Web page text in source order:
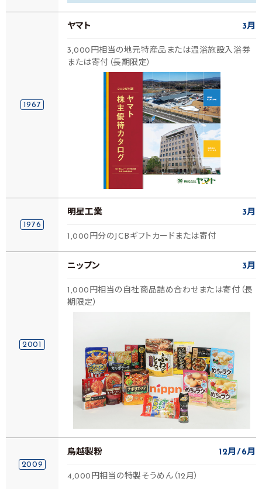
1967
ヤマト 3月
3,000円相当の地元特産品または温浴施設入浴券
または寄付（長期限定）
1976
明星工業 3月
1,000円分のJCBギフトカードまたは寄付
2001
ニップン 3月
1,000円相当の自社商品詰め合わせまたは寄付（長
期限定）
2009
鳥越製粉 12月 6月
4,000円相当の特製そうめん（12月）